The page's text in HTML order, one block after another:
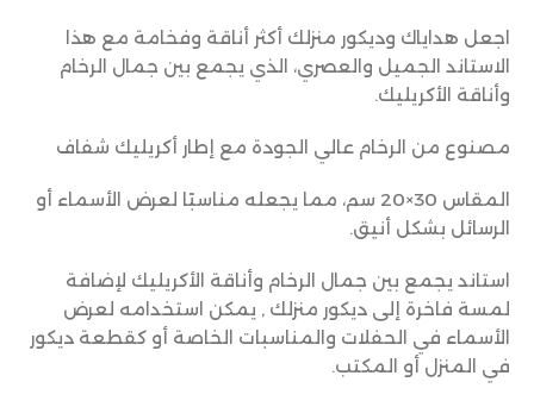
اجعل هداياك وديكور منزلك أكثر أناقة وفخامة مع هذا
الاستاند الجميل والعصري، الذي يجمع بين جمال الرخام
وأناقة الأكريليك.
مصنوع من الرخام عالي الجودة مع إطار أكريليك شفاف
المقاس 30×20 سم، مما يجعله مناسبًا لعرض الأسماء أو
الرسائل بشكل أنيق.
استاند يجمع بين جمال الرخام وأناقة الأكريليك لإضافة
لمسة فاخرة إلى ديكور منزلك , يمكن استخدامه لعرض
الأسماء في الحفلات والمناسبات الخاصة أو كقطعة ديكور
في المنزل أو المكتب.